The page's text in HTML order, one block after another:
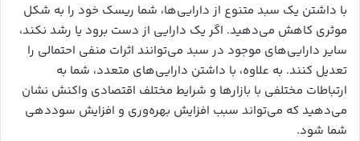
با داشتن یک سبد متنوع از دارایی‌ها، شما ریسک خود را به شکل
موثری کاهش می‌دهید. اگر یک دارایی از دست برود یا رشد نکند،
سایر دارایی‌های موجود در سبد می‌توانند اثرات منفی احتمالی را
تعدیل کنند. به علاوه، با داشتن دارایی‌های متعدد، شما به
ارتباطات مختلفی با بازارها و شرایط مختلف اقتصادی واکنش نشان
می‌دهید که می‌تواند سبب افزایش بهره‌وری و افزایش سوددهی
شما شود.